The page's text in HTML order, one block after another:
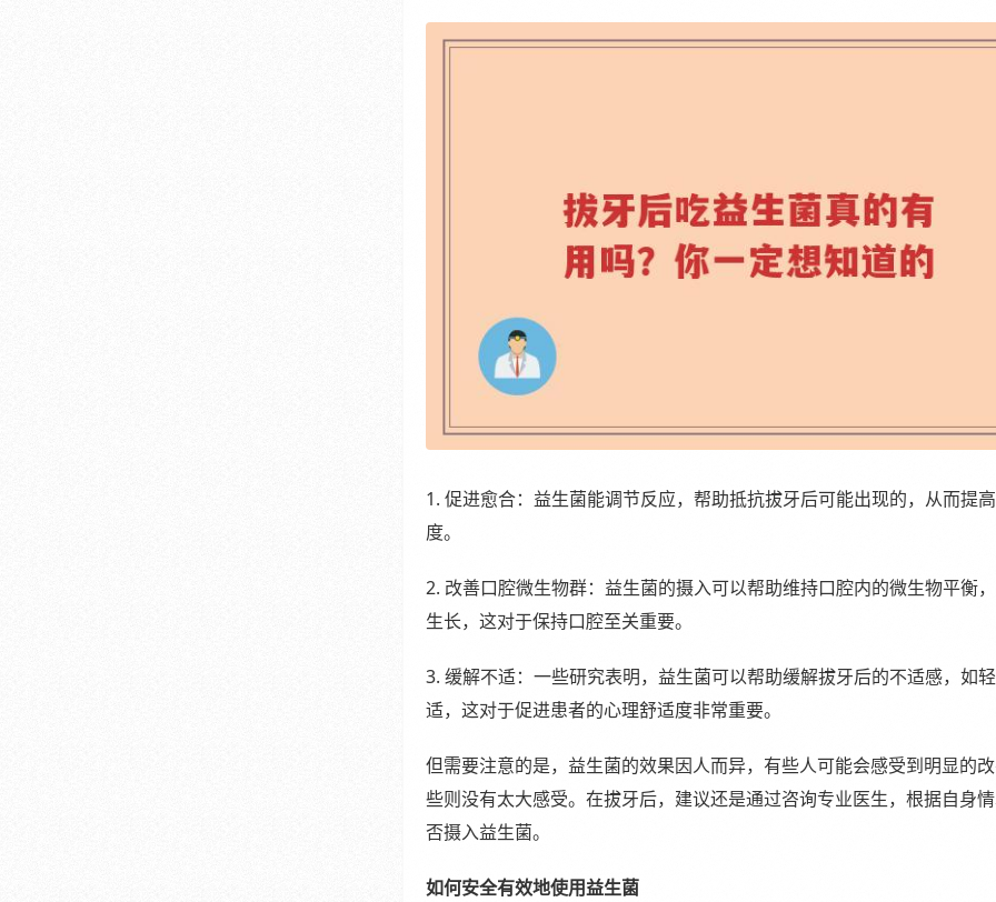
1. 促进愈合：益生菌能调节反应，帮助抵抗拔牙后可能出现的，从而提
度。
2. 改善口腔微生物群：益生菌的摄入可以帮助维持口腔内的微生物平衡
生长，这对于保持口腔至关重要。
3. 缓解不适：一些研究表明，益生菌可以帮助缓解拔牙后的不适感，如
适，这对于促进患者的心理舒适度非常重要。
但需要注意的是，益生菌的效果因人而异，有些人可能会感受到明显的
些则没有太大感受。在拔牙后，建议还是通过咨询专业医生，根据自身
否摄入益生菌。
如何安全有效地使用益生菌